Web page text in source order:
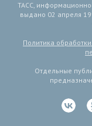
ТАСС,
выдано 02 апреля
Политика
Отдельные